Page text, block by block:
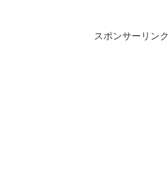
スポンサーリンク